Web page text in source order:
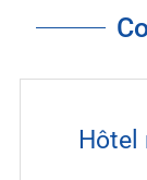
Hôtel